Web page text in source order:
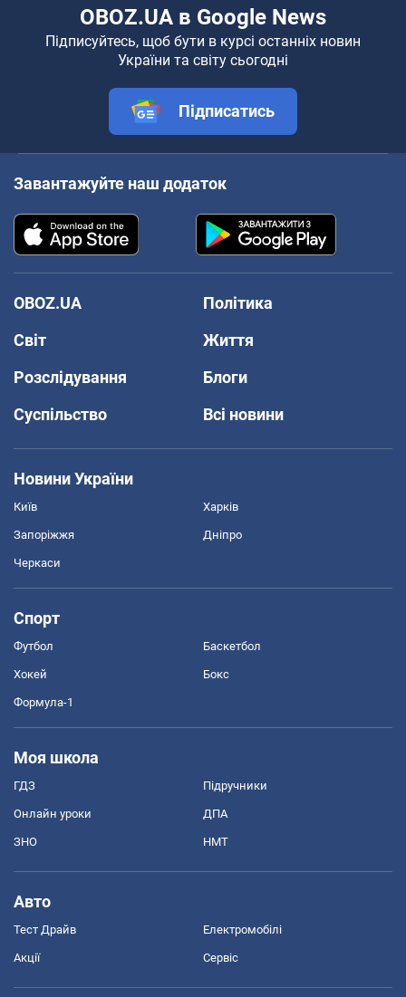
OBOZ.UA в Google News
Підписуйтесь, щоб бути в курсі останніх новин
України та світу сьогодні
Підписатись
Завантажуйте наш додаток
OBOZ.UA
Політика
Світ
Життя
Розслідування
Блоги
Суспільство
Всі новини
Новини України
Київ Харків
Запоріжжя Дніпро
Черкаси
Спорт
Футбол Баскетбол
Хокей Бокс
Формула-1
Моя школа
ГДЗ Підручники
Онлайн уроки ДПА
ЗНО НМТ
Авто
Тест Драйв Електромобілі
Акції Сервіс